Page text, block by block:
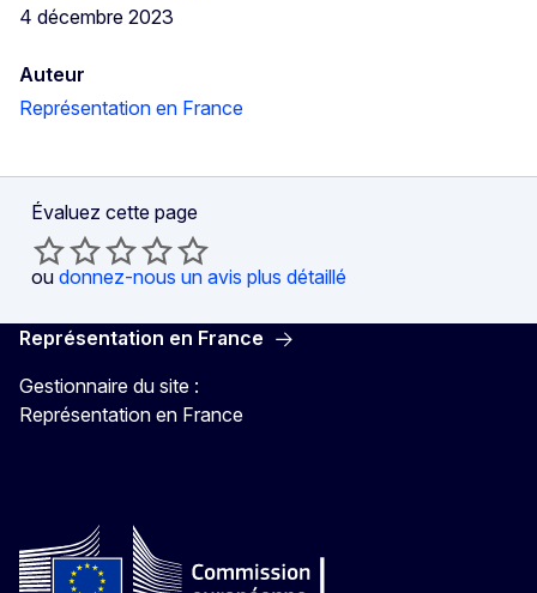
4 décembre 2023
Auteur
Représentation en France
Évaluez cette page
ou donnez-nous un avis plus détaillé
Représentation en France
Gestionnaire du site :
Représentation en France